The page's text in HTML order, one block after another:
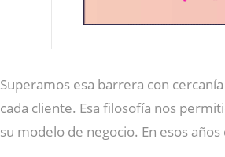
Superamos esa barrera con
cada cliente. Esa filosofía nos
su modelo de negocio. En esos